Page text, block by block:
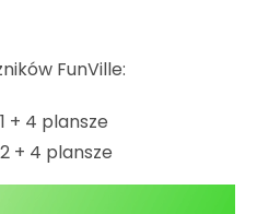
FunVille:
+ 4 plansze
+ 4 plansze